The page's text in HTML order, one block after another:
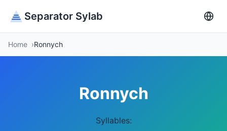
Separator Sylab
Home Ronnych
Ronnych
Syllables: